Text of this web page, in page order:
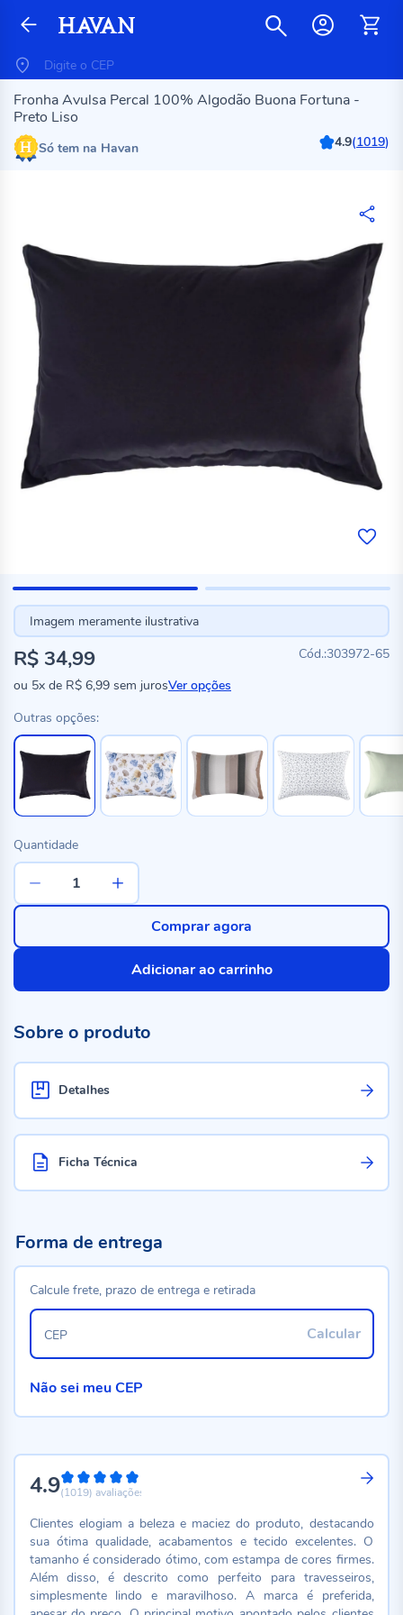
Fronha Avulsa Percal 100% Algodão Buona Fortuna -
Preto Liso
Só tem na Havan 4.9(1019)
Imagem meramente ilustrativa
303972-65
R$ 34,99
ou 5x de R$ 6,99 sem jurosVer opções
Outras opções:
Quantidade
Adicionar ao carrinho
Comprar agora
Sobre o produto
Detalhes
Ficha Técnica
4.998%
(1019) avaliações
Clientes elogiam a beleza e maciez do produto, destacando
sua ótima qualidade, acabamentos e tecido excelentes. O
tamanho é considerado ótimo, com estampa de cores firmes.
Além disso, é descrito como perfeito para travesseiros,
simplesmente lindo e maravilhoso. A marca é preferida,
Forma de entrega
Calcule frete, prazo de entrega e retirada
Calcular
CEP
Não sei meu CEP